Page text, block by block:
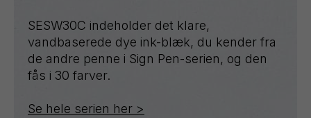
SESW30C indeholder det klare,
vandbaserede dye ink-blæk, du kender fra
de andre penne i Sign Pen-serien, og den
fås i 30 farver.
Se hele serien her >